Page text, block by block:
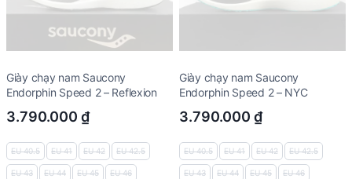
Giày chạy nam Saucony
Endorphin Speed 2 – Reflexion
3.790.000 ₫
EU 40.5 EU 41 EU 42 EU 42.5
EU 43 EU 44 EU 45 EU 46
Giày chạy nam Saucony
Endorphin Speed 2 – NYC
3.790.000 ₫
EU 40.5 EU 41 EU 42 EU 42.5
EU 43 EU 44 EU 45 EU 46